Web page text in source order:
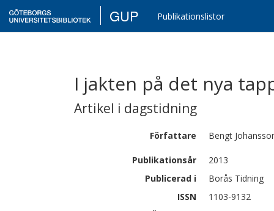
GUP Publikationslistor
I jakten på det nya
Artikel i dagstidning
Författare Bengt
Publikationsår
2013
Publicerad i
Borås Tidning
ISSN
1103-9132